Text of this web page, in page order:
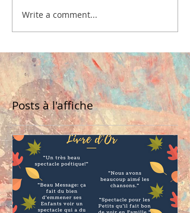
Write a comment...
Posts à l'affiche